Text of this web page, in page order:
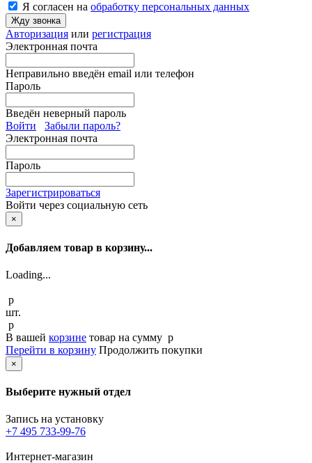
Я согласен на обработку персональных данных
Жду звонка
Авторизация или регистрация
Электронная почта
Неправильно введён email или телефон
Пароль
Введён неверный пароль
Войти
Забыли пароль?
Электронная почта
Пароль
Зарегистрироваться
Войти через социальную сеть
×
Добавляем товар в корзину...
Loading...
p
шт.
p
В вашей корзине товар на сумму p
Перейти в корзину Продолжить покупки
×
Выберите нужный отдел
Запись на установку
+7 495 733-99-76
Интернет-магазин